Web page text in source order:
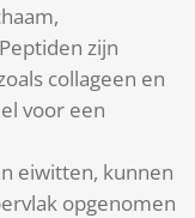
zijn
collageen en
voor een
eiwitten, kunnen
opgenomen